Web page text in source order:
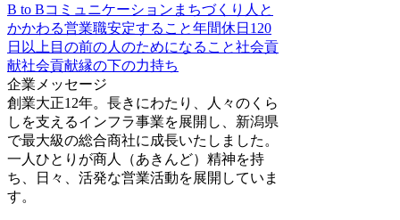
B to Bコミュニケーション まちづくり 人と
かかわる営業職安定すること年間休日120
日以上 目の前の人のためになること社会貢
献社会貢献縁の下の力持ち
企業メッセージ
創業大正12年。長きにわたり、人々のくら
しを支えるインフラ事業を展開し、新潟県
で最大級の総合商社に成長いたしました。
一人ひとりが商人（あきんど）精神を持
ち、日々、活発な営業活動を展開していま
す。